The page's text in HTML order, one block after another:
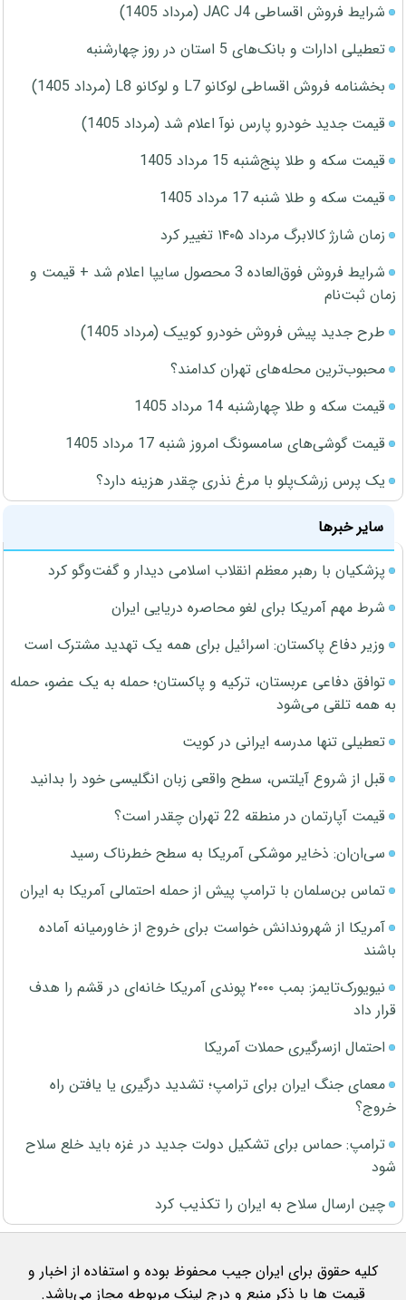
شرایط فروش اقساطی JAC J4 (مرداد 1405)
تعطیلی ادارات و بانک‌های 5 استان در روز چهارشنبه
بخشنامه فروش اقساطی لوکانو L7 و لوکانو L8 (مرداد 1405)
قیمت جدید خودرو پارس نوآ اعلام شد (مرداد 1405)
قیمت سکه و طلا پنج‌شنبه 15 مرداد 1405
قیمت سکه و طلا شنبه 17 مرداد 1405
زمان شارژ کالابرگ مرداد ۱۴۰۵ تغییر کرد
شرایط فروش فوق‌العاده 3 محصول سایپا اعلام شد + قیمت و
زمان ثبت‌نام
طرح جدید پیش فروش خودرو کوییک (مرداد 1405)
محبوب‌ترین محله‌های تهران کدامند؟
قیمت سکه و طلا چهارشنبه 14 مرداد 1405
قیمت گوشی‌های سامسونگ امروز شنبه 17 مرداد 1405
یک پرس زرشک‌پلو با مرغ نذری چقدر هزینه دارد؟
سایر خبرها
پزشکیان با رهبر معظم انقلاب اسلامی دیدار و گفت‌وگو کرد
شرط مهم آمریکا برای لغو محاصره دریایی ایران
وزیر دفاع پاکستان: اسرائیل برای همه یک تهدید مشترک است
توافق دفاعی عربستان، ترکیه و پاکستان؛ حمله به یک عضو، حمله
به همه تلقی می‌شود
تعطیلی تنها مدرسه ایرانی در کویت
قبل از شروع آیلتس، سطح واقعی زبان انگلیسی خود را بدانید
قیمت آپارتمان در منطقه 22 تهران چقدر است؟
سی‌ان‌ان: ذخایر موشکی آمریکا به سطح خطرناک رسید
تماس بن‌سلمان با ترامپ پیش از حمله احتمالی آمریکا به ایران
آمریکا از شهروندانش خواست برای خروج از خاورمیانه آماده
باشند
نیویورک‌تایمز: بمب ۲۰۰۰ پوندی آمریکا خانه‌ای در قشم را هدف
قرار داد
احتمال ازسرگیری حملات آمریکا
معمای جنگ ایران برای ترامپ؛ تشدید درگیری یا یافتن راه
خروج؟
ترامپ: حماس برای تشکیل دولت جدید در غزه باید خلع سلاح
شود
چین ارسال سلاح به ایران را تکذیب کرد
کلیه حقوق برای ایران جیب محفوظ بوده و استفاده از اخبار و
قیمت ها با ذکر منبع و درج لینک مربوطه مجاز می‌باشد.